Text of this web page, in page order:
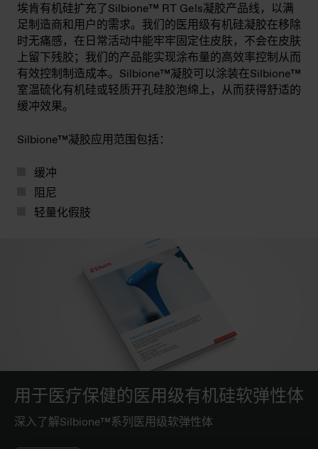
埃肯有机硅扩充了Silbione™ RT Gels凝胶产品线，以满
足制造商和用户的需求。我们的医用级有机硅凝胶在移除
时无痛感，在日常活动中能牢牢固定住皮肤，不会在皮肤
上留下残胶；我们的产品能实现涂布量的高效率控制从而
有效控制制造成本。Silbione™凝胶可以涂装在Silbione™
室温硫化有机硅或轻质开孔硅胶泡绵上，从而获得舒适的
缓冲效果。
Silbione™凝胶应用范围包括：
缓冲
阻尼
轻量化假肢
用于医疗保健的医用级有机硅软弹性体
深入了解Silbione™系列医用级软弹性体